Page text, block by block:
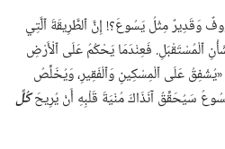
وَقَدِيرٌ مِثْلُ يَسُوعَ؟‏!‏ إِنَّ ٱلطَّرِيقَةَ ٱلَّتِي
ٱلْمُسْتَقْبَلِ.‏ فَعِنْدَمَا يَحْكُمُ عَلَى ٱلْأَرْضِ
«يُشْفِقُ عَلَى ٱلْمِسْكِينِ وَٱلْفَقِيرِ،‏ وَيُخَلِّصُ
سَيُحَقِّقُ آنَذَاكَ مُنْيَةَ قَلْبِهِ أَنْ يُرِيحَكُلَّ